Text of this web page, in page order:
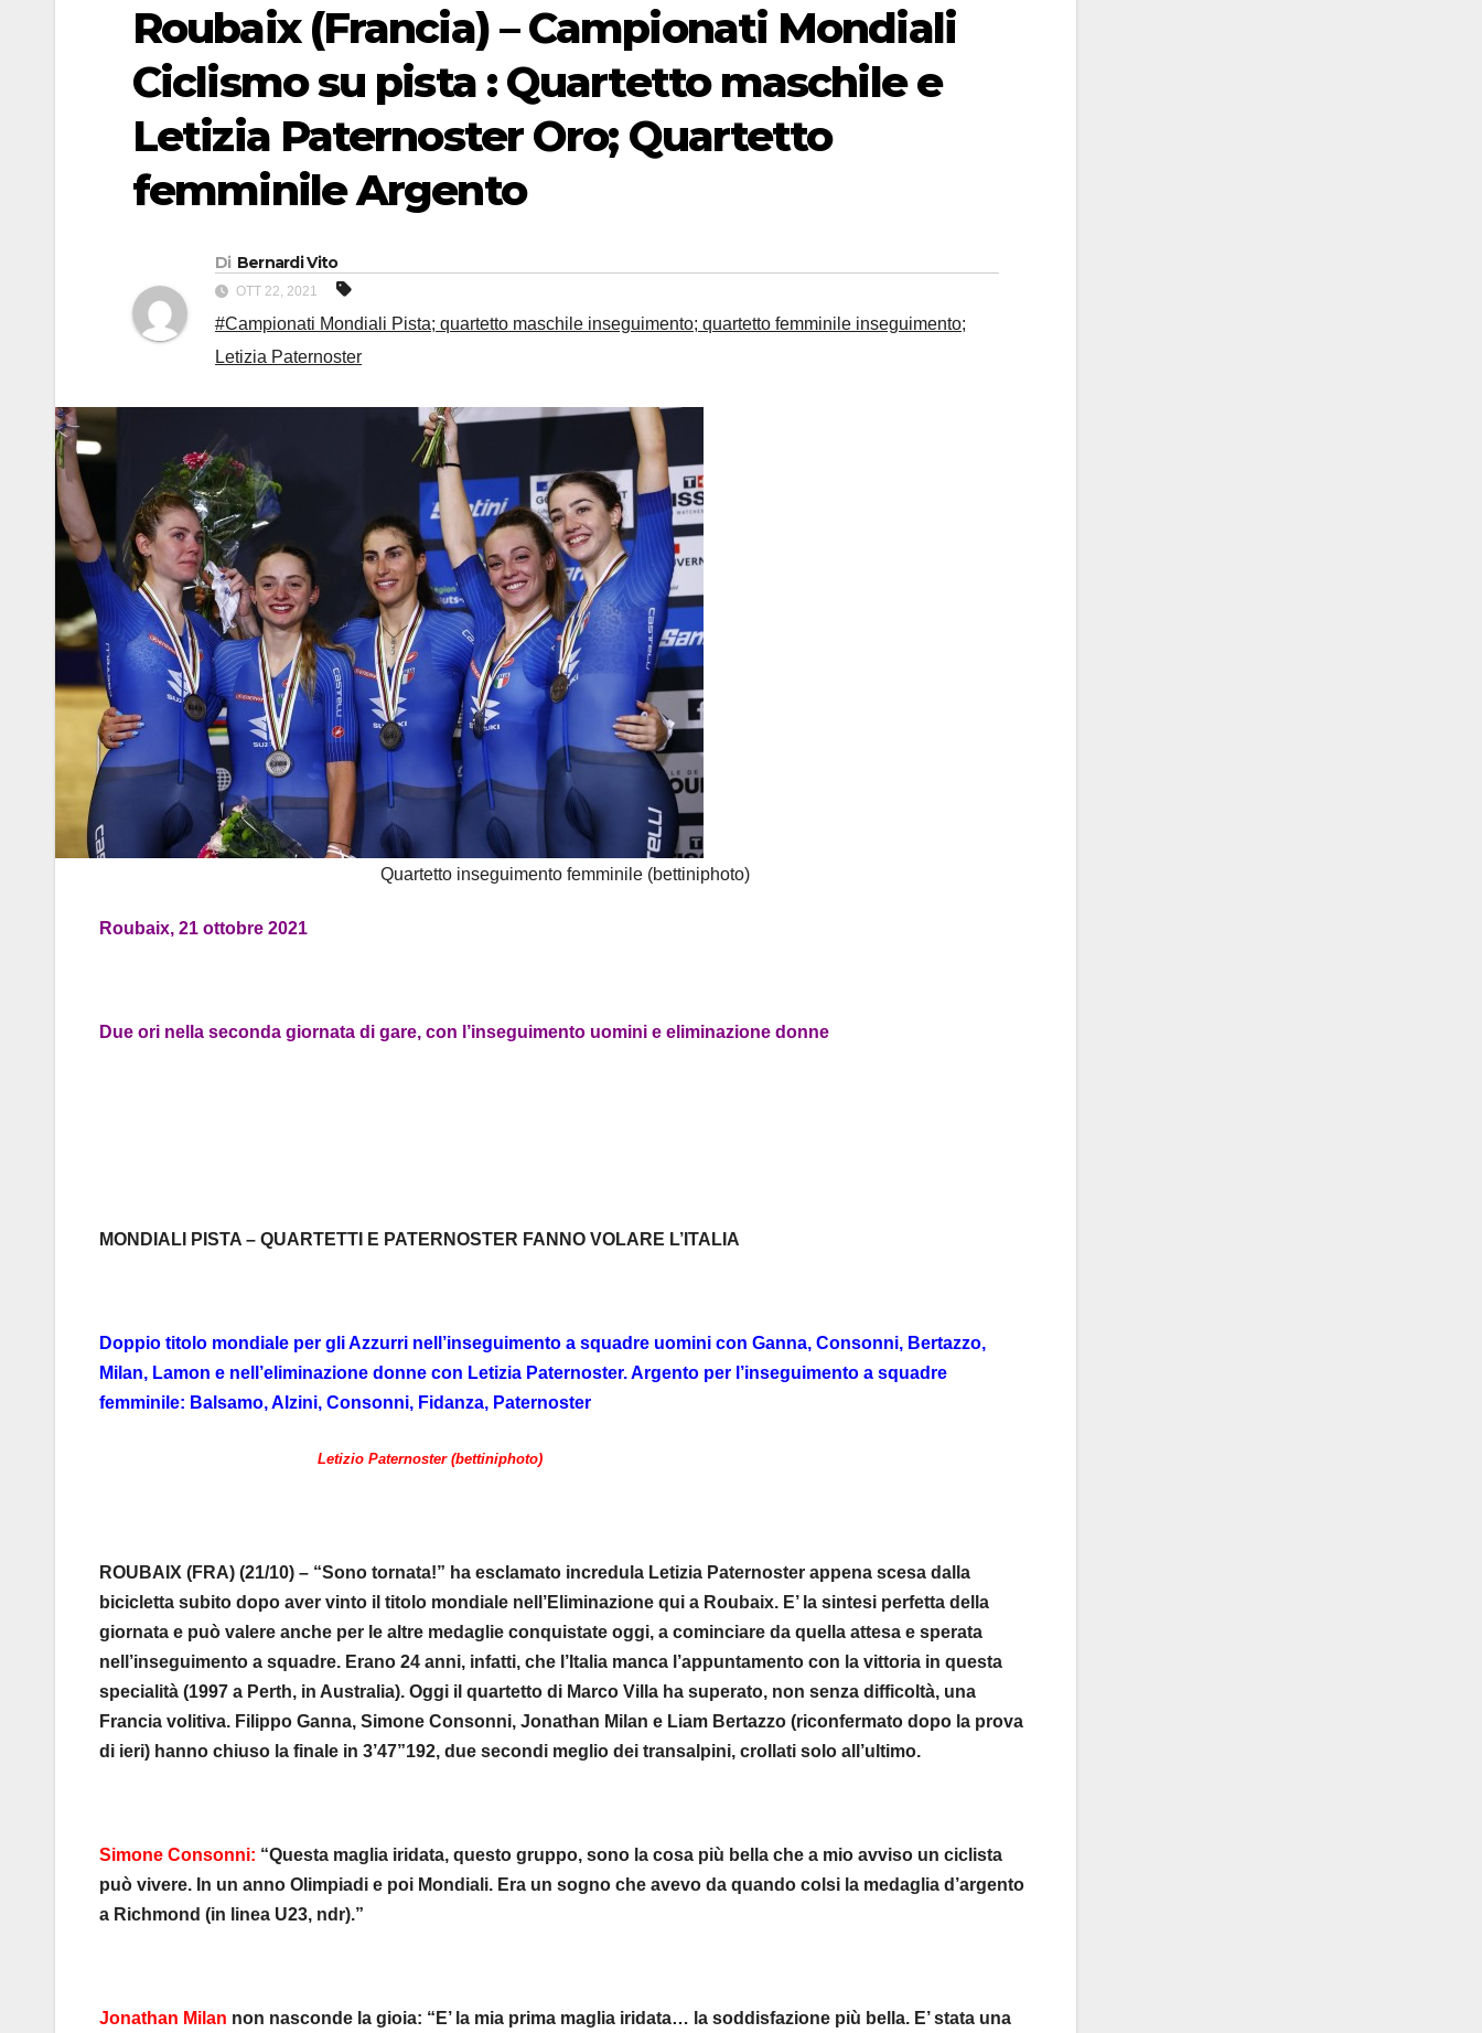
Roubaix (Francia) – Campionati Mondiali
Ciclismo su pista : Quartetto maschile e
Letizia Paternoster Oro; Quartetto
femminile Argento
Di Bernardi Vito
OTT 22, 2021
#Campionati Mondiali Pista; quartetto maschile inseguimento; quartetto femminile inseguimento;
Letizia Paternoster
Quartetto inseguimento femminile (bettiniphoto)
Roubaix, 21 ottobre 2021
Due ori nella seconda giornata di gare, con l’inseguimento uomini e eliminazione donne
MONDIALI PISTA – QUARTETTI E PATERNOSTER FANNO VOLARE L’ITALIA
Doppio titolo mondiale per gli Azzurri nell’inseguimento a squadre uomini con Ganna, Consonni, Bertazzo,
Milan, Lamon e nell’eliminazione donne con Letizia Paternoster. Argento per l’inseguimento a squadre
femminile: Balsamo, Alzini, Consonni, Fidanza, Paternoster
Letizio Paternoster (bettiniphoto)
ROUBAIX (FRA) (21/10) – “Sono tornata!” ha esclamato incredula Letizia Paternoster appena scesa dalla
bicicletta subito dopo aver vinto il titolo mondiale nell’Eliminazione qui a Roubaix. E’ la sintesi perfetta della
giornata e può valere anche per le altre medaglie conquistate oggi, a cominciare da quella attesa e sperata
nell’inseguimento a squadre. Erano 24 anni, infatti, che l’Italia manca l’appuntamento con la vittoria in questa
specialità (1997 a Perth, in Australia). Oggi il quartetto di Marco Villa ha superato, non senza difficoltà, una
Francia volitiva. Filippo Ganna, Simone Consonni, Jonathan Milan e Liam Bertazzo (riconfermato dopo la prova
di ieri) hanno chiuso la finale in 3’47”192, due secondi meglio dei transalpini, crollati solo all’ultimo.
Simone Consonni: “Questa maglia iridata, questo gruppo, sono la cosa più bella che a mio avviso un ciclista
può vivere. In un anno Olimpiadi e poi Mondiali. Era un sogno che avevo da quando colsi la medaglia d’argento
a Richmond (in linea U23, ndr).”
Jonathan Milan non nasconde la gioia: “E’ la mia prima maglia iridata… la soddisfazione più bella. E’ stata una